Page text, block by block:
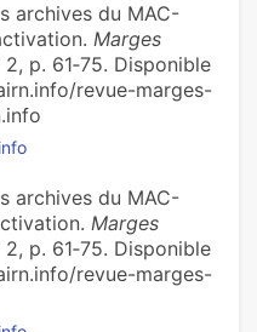
archives du MAC-
Marges
2, p. 61‑75. Disponible
revue-marges-
archives du MAC-
Marges
2, p. 61‑75. Disponible
revue-marges-